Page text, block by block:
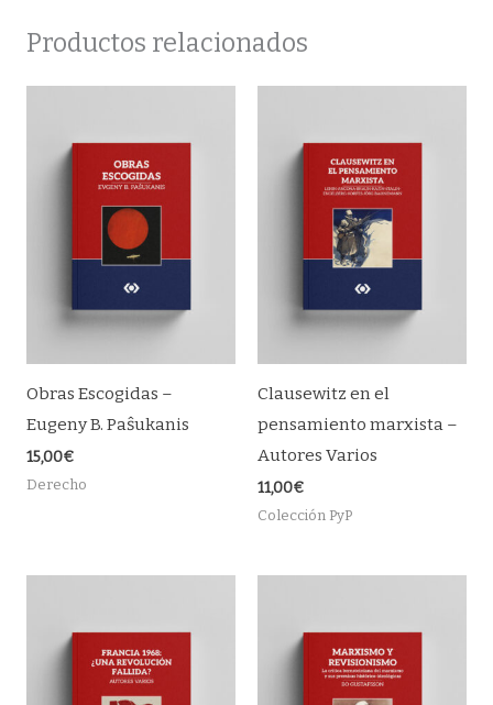
Productos relacionados
Obras Escogidas –
Eugeny B. Paŝukanis
15,00€
Derecho
Clausewitz en el
pensamiento marxista –
Autores Varios
11,00€
Colección PyP